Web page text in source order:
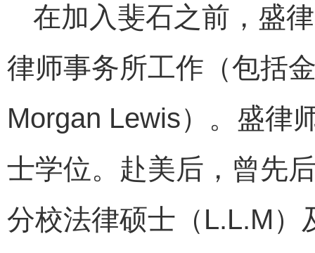
在加入斐石之前，盛
律师事务所工作（包括
Morgan Lewis）。盛律
士学位。赴美后，曾先
分校法律硕士（L.L.M